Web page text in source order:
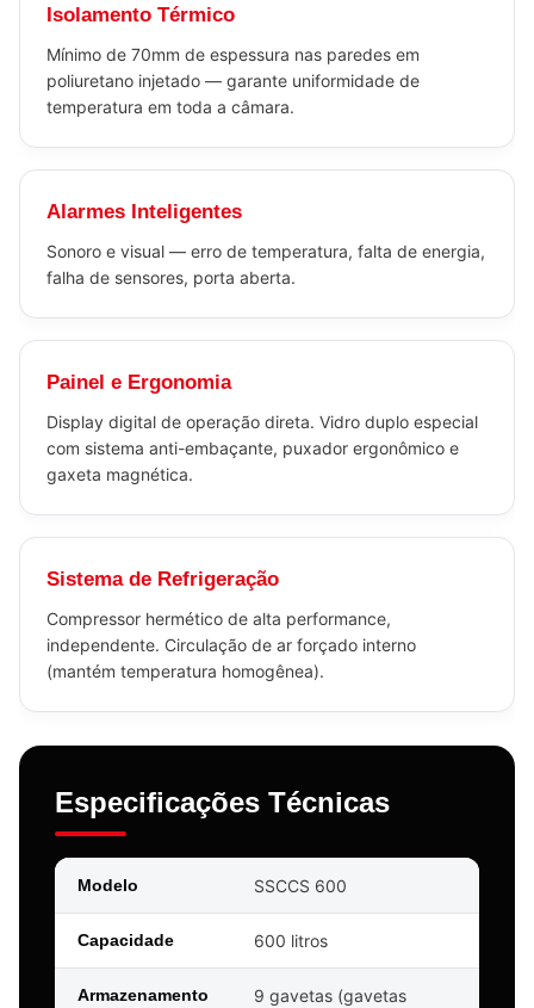
Isolamento Térmico
Mínimo de 70mm de espessura nas paredes em
poliuretano injetado — garante uniformidade de
temperatura em toda a câmara.
Alarmes Inteligentes
Sonoro e visual — erro de temperatura, falta de energia,
falha de sensores, porta aberta.
Painel e Ergonomia
Display digital de operação direta. Vidro duplo especial
com sistema anti-embaçante, puxador ergonômico e
gaxeta magnética.
Sistema de Refrigeração
Compressor hermético de alta performance,
independente. Circulação de ar forçado interno
(mantém temperatura homogênea).
Especificações Técnicas
Modelo SSCCS 600
Capacidade 600 litros
Armazenamento
9 gavetas (gavetas